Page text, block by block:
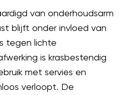
van onderhoudsarm
blijft onder invloed van
tegen lichte
is krasbestendig
met servies en
verloopt. De